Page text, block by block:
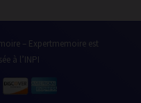
– Expertmemoire est
à l’INPI